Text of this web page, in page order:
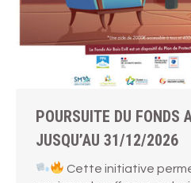
POURSUITE DU FONDS
JUSQU’AU 31/12/2026
Cette initiative